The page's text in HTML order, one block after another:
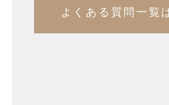
よくある質問一覧